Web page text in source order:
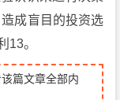
成盲目的投资选
13。
篇文章全部内